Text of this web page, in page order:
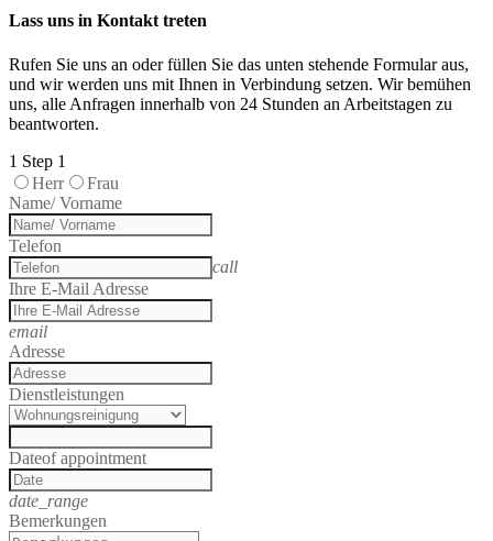
Lass uns in Kontakt treten
Rufen Sie uns an oder füllen Sie das unten stehende Formular aus,
und wir werden uns mit Ihnen in Verbindung setzen. Wir bemühen
uns, alle Anfragen innerhalb von 24 Stunden an Arbeitstagen zu
beantworten.
1 Step 1
Herr
Frau
Name/ Vorname
Telefon
call
Ihre E-Mail Adresse
email
Adresse
Dienstleistungen
Dateof appointment
date_range
Bemerkungen